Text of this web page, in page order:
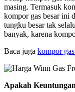
masing. Termasuk
kompor gas besar ini
tungku besar tak
banyak, karena
Baca juga kompor
Apakah